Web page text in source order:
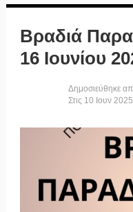
Βραδιά
16 Ιουνίου
Δημοσιεύθηκε
Στις 10 Ιουν 2025